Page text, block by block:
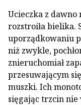
Ucieczka z
rozstroiła bielika.
uporządkowaniu
niż zwykle,
znieruchomiał
przesuwającym
muszki. Ich
sięgając trzcin nie